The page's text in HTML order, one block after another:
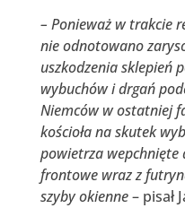
– Ponieważ w trakcie
nie odnotowano
uszkodzenia sklepień
wybuchów i drgań
Niemców w ostatniej
kościoła na skutek
powietrza wepchnięte
frontowe wraz z
szyby okienne– pisał